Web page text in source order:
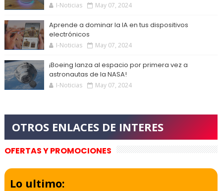
I-Noticias May 07, 2024
Aprende a dominar la IA en tus dispositivos
electrónicos
I-Noticias May 07, 2024
¡Boeing lanza al espacio por primera vez a
astronautas de la NASA!
I-Noticias May 07, 2024
OFERTAS Y PROMOCIONES
Lo ultimo: